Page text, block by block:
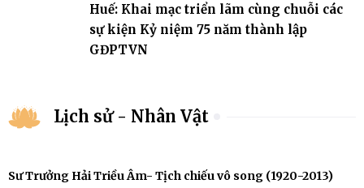
Huế: Khai mạc triển lãm cùng chuỗi các
sự kiện Kỷ niệm 75 năm thành lập
GĐPTVN
Lịch sử - Nhân Vật
Sư Trưởng Hải Triều Âm- Tịch chiếu vô song (1920-2013)